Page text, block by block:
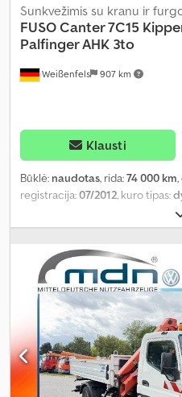
Weißenfels 907 km
Sunkvežimis su kranu ir
FUSOCanter 7C15
Palfinger AHK 3to
Klausti
Būklė: naudotas, rida:74 000 km,
registracija:07/2012, kuro tipas:
sėdimų vietų skaičius:3, krovimo
skyriaus plotis:
programa (ESP), kranas, oro